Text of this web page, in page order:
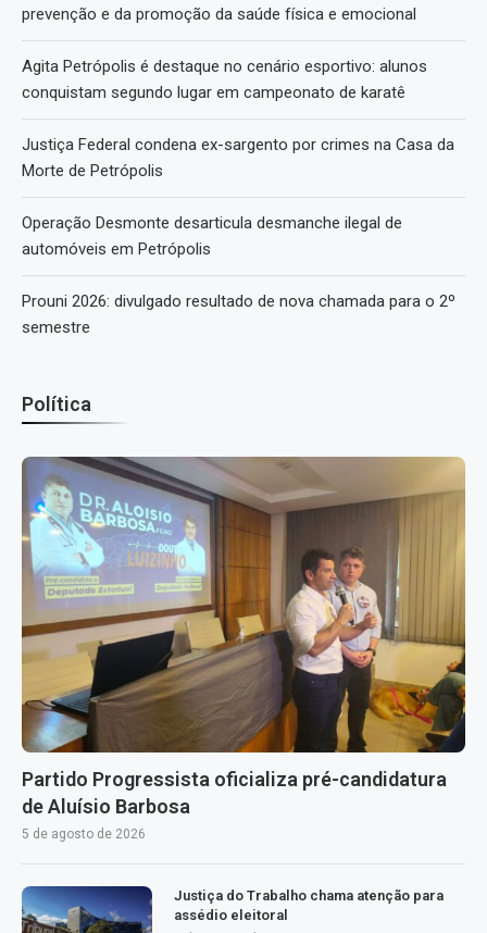
prevenção e da promoção da saúde física e emocional
Agita Petrópolis é destaque no cenário esportivo: alunos
conquistam segundo lugar em campeonato de karatê
Justiça Federal condena ex-sargento por crimes na Casa da
Morte de Petrópolis
Operação Desmonte desarticula desmanche ilegal de
automóveis em Petrópolis
Prouni 2026: divulgado resultado de nova chamada para o 2º
semestre
Política
Partido Progressista oficializa pré-candidatura
de Aluísio Barbosa
5 de agosto de 2026
Justiça do Trabalho chama atenção para
assédio eleitoral